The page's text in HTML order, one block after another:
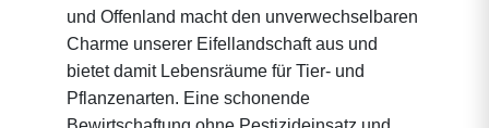
und Of­fenland macht den unverwechselbaren
Charme unserer Eifellandschaft aus und
bietet damit Lebensräume für Tier- und
Pflanzenarten. Eine scho­nende